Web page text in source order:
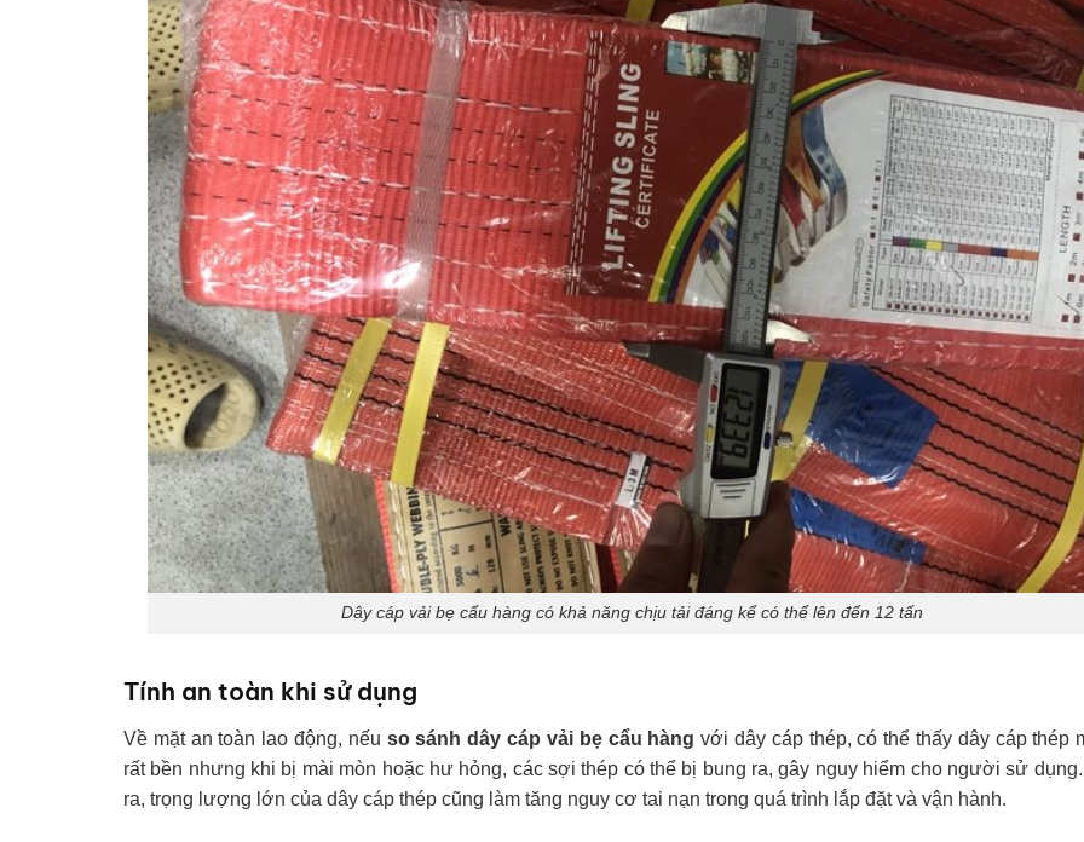
Dây cáp vải bẹ cẩu hàng có khả năng chịu tải đáng kể có thể lên đến 12 tấn
Tính an toàn khi sử dụng
Về mặt an toàn lao động, nếu so sánh dây cáp vải bẹ cẩu hàngvới dây cáp thép, có thể thấy dây cáp thép
rất bền nhưng khi bị mài mòn hoặc hư hỏng, các sợi thép có thể bị bung ra, gây nguy hiểm cho người sử
ra, trọng lượng lớn của dây cáp thép cũng làm tăng nguy cơ tai nạn trong quá trình lắp đặt và vận hành.